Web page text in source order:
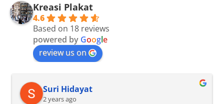
Kreasi Plakat
4.6
Based on 18 reviews
powered by Google
review us on
Suri Hidayat
2 years ago